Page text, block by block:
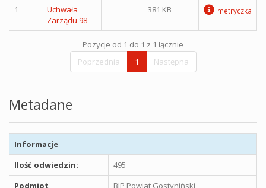
1
Uchwała
Zarządu 98
381 KB metryczka
Pozycje od 1 do 1 z 1 łącznie
Poprzednia
1 Następna
Metadane
Informacje
Ilość odwiedzin:
495
Podmiot
BIP Powiat Gostyniński